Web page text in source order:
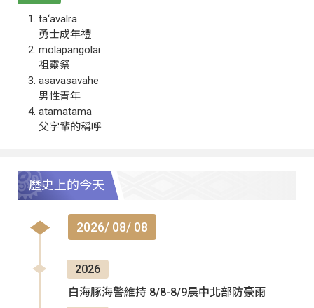
ta‘avalra
勇士成年禮
molapangolai
祖靈祭
asavasavahe
男性青年
atamatama
父字輩的稱呼
歷史上的今天
2026/ 08/ 08
2026
白海豚海警維持 8/8-8/9晨中北部防豪雨